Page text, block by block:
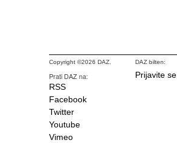
Copyright ©2026 DAZ.
Prati DAZ na:
RSS
Facebook
Twitter
Youtube
Vimeo
DAZ bilten:
Prijavite se